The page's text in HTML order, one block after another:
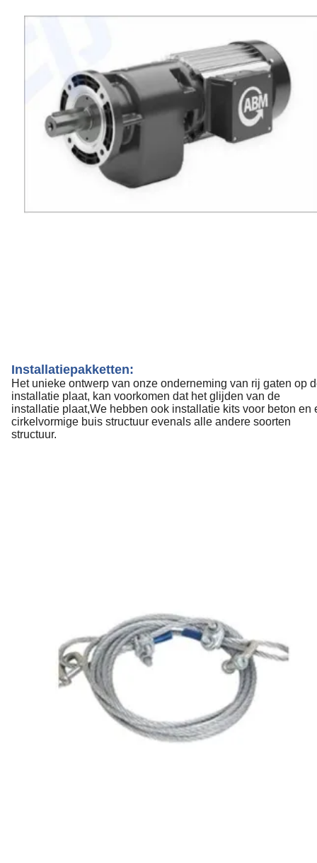
Installatiepakketten:
Het unieke ontwerp van onze onderneming van rij gaten op
installatie plaat, kan voorkomen dat het glijden van de
installatie plaat,We hebben ook installatie kits voor beton en
cirkelvormige buis structuur evenals alle andere soorten
structuur.